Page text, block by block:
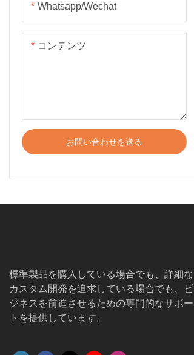
Whatsapp/wechat
コンテンツ
お問い合わせを送る
標準製品を購入している場合でも、詳細な
カスタム開発を追求している場合でも、ビ
ジネスを前進させるための専門的なサポー
トを提供しています。